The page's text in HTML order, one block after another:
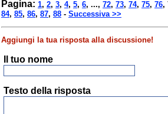
Pagina: 1, 2, 3, 4, 5, 6, ..., 72, 73, 74, 75, 76,
84, 85, 86, 87, 88 - Successiva >>
Aggiungi la tua risposta alla discussione!
Il tuo nome
Testo della risposta